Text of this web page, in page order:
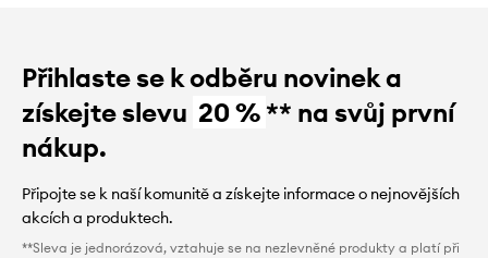
Přihlaste se k odběru novinek a
získejte slevu 20 %** na svůj první
nákup.
Připojte se k naší komunitě a získejte informace o nejnovějších
akcích a produktech.
**Sleva je jednorázová, vztahuje se na nezlevněné produkty a platí při